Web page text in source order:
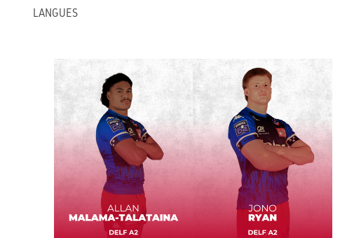
LANGUES